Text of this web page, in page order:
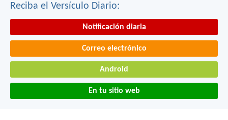
Reciba el Versículo Diario:
Notificación diaria
Correo electrónico
Android
En tu sitio web